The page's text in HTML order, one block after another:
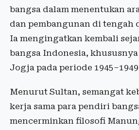
bangsa dalam menentukan
dan pembangunan di tengah
Ia mengingatkan kembali
bangsa Indonesia,
Jogja pada periode
Menurut Sultan, semangat
kerja sama para pendiri
mencerminkan filosofi